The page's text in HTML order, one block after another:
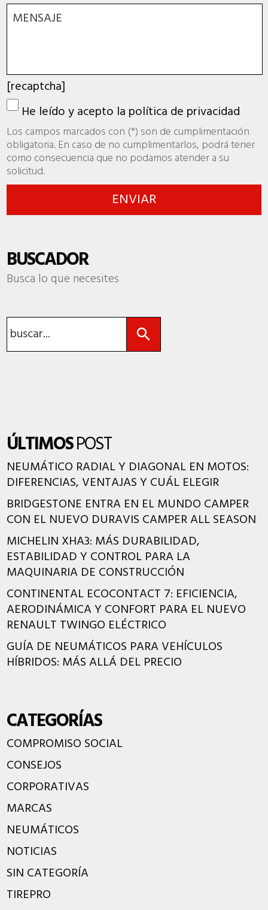
[recaptcha]
He leído y acepto la política de privacidad
Los campos marcados con (*) son de cumplimentación
obligatoria. En caso de no cumplimentarlos, podrá tener
como consecuencia que no podamos atender a su
solicitud.
BUSCADOR
Busca lo que necesites
ÚLTIMOSPOST
NEUMÁTICO RADIAL Y DIAGONAL EN MOTOS:
DIFERENCIAS, VENTAJAS Y CUÁL ELEGIR
BRIDGESTONE ENTRA EN EL MUNDO CAMPER
CON EL NUEVO DURAVIS CAMPER ALL SEASON
MICHELIN XHA3: MÁS DURABILIDAD,
ESTABILIDAD Y CONTROL PARA LA
MAQUINARIA DE CONSTRUCCIÓN
CONTINENTAL ECOCONTACT 7: EFICIENCIA,
AERODINÁMICA Y CONFORT PARA EL NUEVO
RENAULT TWINGO ELÉCTRICO
GUÍA DE NEUMÁTICOS PARA VEHÍCULOS
HÍBRIDOS: MÁS ALLÁ DEL PRECIO
CATEGORÍAS
COMPROMISO SOCIAL
CONSEJOS
CORPORATIVAS
MARCAS
NEUMÁTICOS
NOTICIAS
SIN CATEGORÍA
TIREPRO